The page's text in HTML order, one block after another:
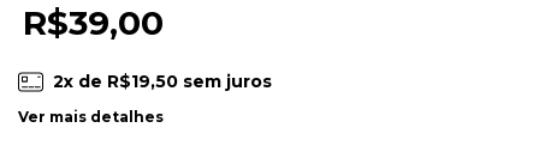
R$39,00
2x de R$19,50sem juros
Ver mais detalhes